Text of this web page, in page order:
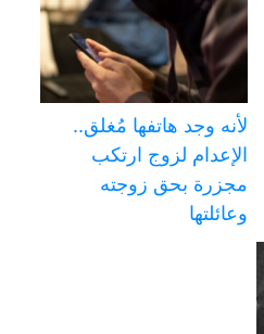
لأنه وجد هاتفها مُغلق..
الإعدام لزوج ارتكب
مجزرة بحق زوجته
وعائلتها